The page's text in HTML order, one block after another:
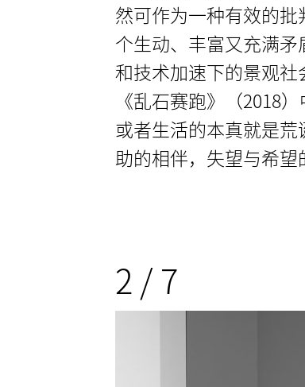
然可作为一种有效的
个生动、丰富又充满
和技术加速下的景观
《乱石赛跑》（2018
或者生活的本真就是
助的相伴，失望与希望
2 /7